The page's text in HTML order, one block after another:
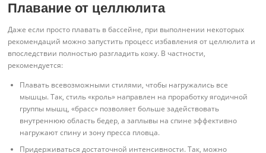
Плавание от целлюлита
Даже если просто плавать в бассейне, при выполнении некоторых
рекомендаций можно запустить процесс избавления от целлюлита и
впоследствии полностью разгладить кожу. В частности,
рекомендуется:
Плавать всевозможными стилями, чтобы нагружались все
мышцы. Так, стиль «кроль» направлен на проработку ягодичной
группы мышц, «брасс» позволяет больше задействовать
внутреннюю область бедер, а заплывы на спине эффективно
нагружают спину и зону пресса пловца.
Придерживаться достаточной интенсивности. Так, можно